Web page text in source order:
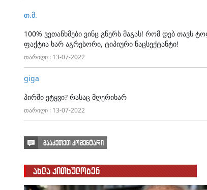
თ.მ.
100% ვეთანხმები ვინც გწერს მაგას! რომ დებ თავს
ფაქტია ხარ აგრესორი, ტიპიური ნაცსექტანტი!
თარიღი : 13-07-2022
giga
პირში ეტყვი? რასაც მღერიხარ
თარიღი : 13-07-2022
გააკეთეთ კომენტარი
ახლა კითხულობენ